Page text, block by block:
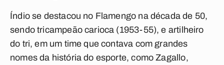
Índio se destacou no Flamengo na década de 50,
sendo tricampeão carioca (1953-55), e artilheiro
do tri, em um time que contava com grandes
nomes da história do esporte, como Zagallo,